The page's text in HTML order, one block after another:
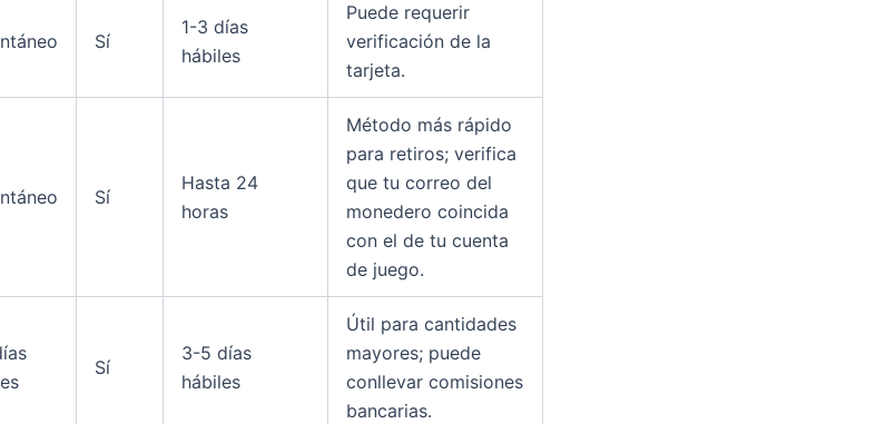
Sí
1-3 días
hábiles
Puede requerir
verificación de la
tarjeta.
Sí
Hasta 24
horas
Método más rápido
para retiros; verifica
que tu correo del
monedero coincida
con el de tu cuenta
de juego.
Sí
3-5 días
hábiles
Útil para cantidades
mayores; puede
conllevar comisiones
bancarias.